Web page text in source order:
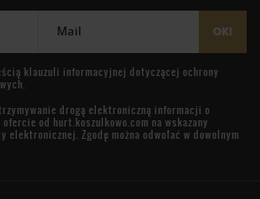
Mail OK!
klauzuli informacyjnej dotyczącej ochrony
drogą elektroniczną informacji o
od hurt.koszulkowo.com na wskazany
elektronicznej. Zgodę można odwołać w dowolnym